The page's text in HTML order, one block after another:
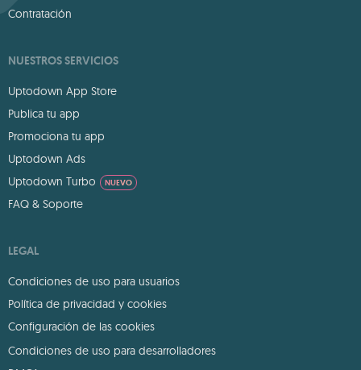
Contratación
NUESTROS SERVICIOS
Uptodown App Store
Publica tu app
Promociona tu app
Uptodown Ads
Uptodown Turbo
NUEVO
FAQ & Soporte
LEGAL
Condiciones de uso para usuarios
Política de privacidad y cookies
Configuración de las cookies
Condiciones de uso para desarrolladores